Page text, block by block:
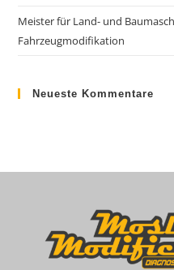
Meister für Land- und
Fahrzeugmodifikation
Neueste Kommentare